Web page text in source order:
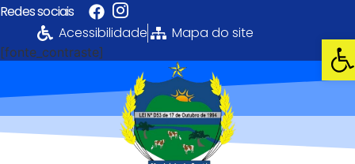
Redes sociais
Acessibilidade
Mapa do site
[fonte_contraste]